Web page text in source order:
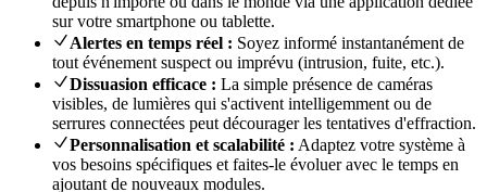
sur votre smartphone ou tablette.
Alertes en temps réel : Soyez informé instantanément de
tout événement suspect ou imprévu (intrusion, fuite, etc.).
Dissuasion efficace : La simple présence de caméras
visibles, de lumières qui s'activent intelligemment ou de
serrures connectées peut décourager les tentatives d'effraction.
Personnalisation et scalabilité : Adaptez votre système à
vos besoins spécifiques et faites-le évoluer avec le temps en
ajoutant de nouveaux modules.